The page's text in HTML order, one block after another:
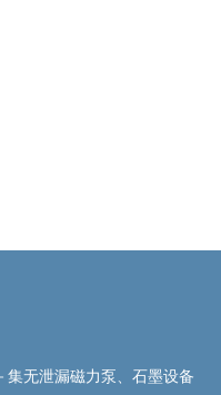
集无泄漏磁力泵、石墨设备